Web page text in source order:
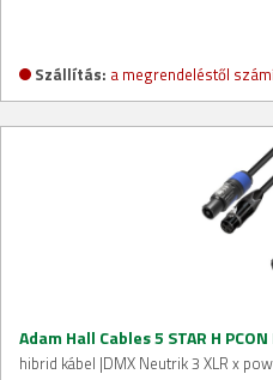
Szállítás: a megrendeléstől
Adam Hall Cables 5 STAR H
hibrid kábel |DMX Neutrik 3 XLR x